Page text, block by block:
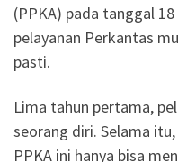
(PPKA) pada tanggal
pelayanan Perkantas
pasti.
Lima tahun pertama,
seorang diri. Selama
PPKA ini hanya bisa